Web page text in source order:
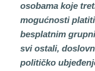
osobama koje
mogućnosti
besplatnim
svi ostali,
političko